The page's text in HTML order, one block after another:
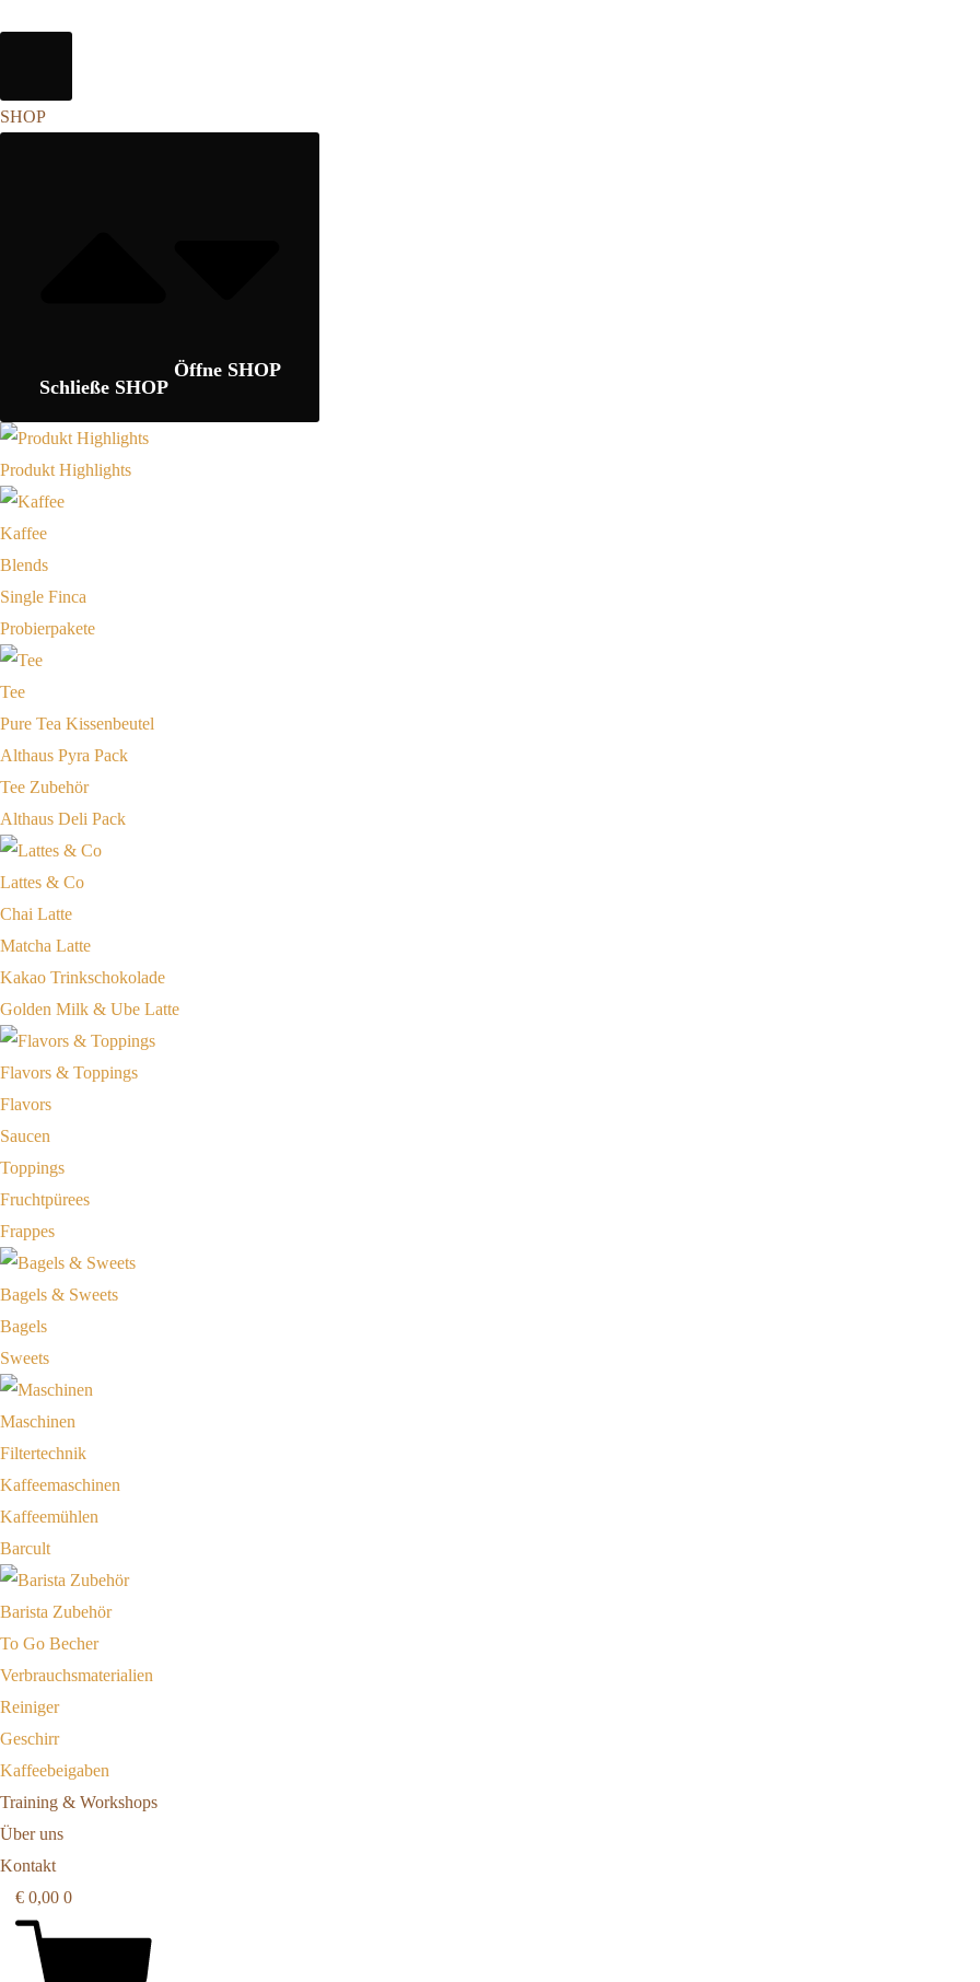
SHOP
Schließe SHOP
Öffne SHOP
Produkt Highlights
Kaffee
Blends
Single Finca
Probierpakete
Tee
Pure Tea Kissenbeutel
Althaus Pyra Pack
Tee Zubehör
Althaus Deli Pack
Lattes & Co
Chai Latte
Matcha Latte
Kakao Trinkschokolade
Golden Milk & Ube Latte
Flavors & Toppings
Flavors
Saucen
Toppings
Fruchtpürees
Frappes
Bagels & Sweets
Bagels
Sweets
Maschinen
Filtertechnik
Kaffeemaschinen
Kaffeemühlen
Barcult
Barista Zubehör
To Go Becher
Verbrauchsmaterialien
Reiniger
Geschirr
Kaffeebeigaben
Training & Workshops
Über uns
Kontakt
€ 0,00 0